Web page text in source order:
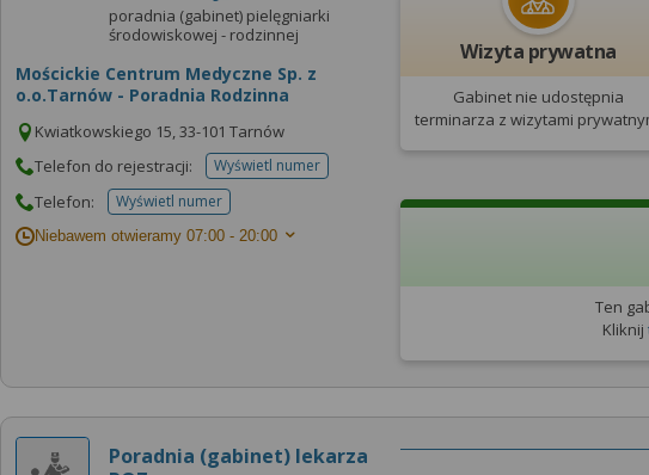
poradnia (gabinet) pielęgniarki
środowiskowej - rodzinnej
Mościckie Centrum Medyczne Sp. z
o.o.Tarnów - Poradnia Rodzinna
Kwiatkowskiego 15, 33-101 Tarnów
Telefon do rejestracji:
Wyświetl numertelefonu do rejestracji
Telefon: Wyświetl numertelefonu do placowki
Niebawem otwieramy 07:00 - 20:00
Wizyta prywatna
Gabinet nie udostępnia
terminarza z wizytami
Ten
Kliknij
Poradnia (gabinet) lekarza